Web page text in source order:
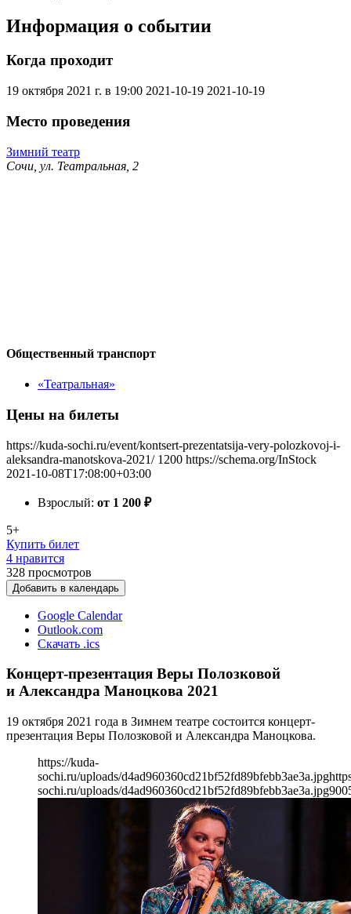
Информация о событии
Когда проходит
19 октября 2021 г. в 19:00 2021-10-19 2021-10-19
Место проведения
Зимний театр
Сочи, ул. Театральная, 2
Общественный транспорт
«Театральная»
Цены на билеты
https://kuda-sochi.ru/event/kontsert-prezentatsija-very-polozkovoj-i-
aleksandra-manotskova-2021/ 1200 https://schema.org/InStock
2021-10-08T17:08:00+03:00
Взрослый: от 1 200 ₽
5+
Купить билет
4 нравится
328 просмотров
Добавить в календарь
Google Calendar
Outlook.com
Скачать .ics
Концерт-презентация Веры Полозковой
и Александра Маноцкова 2021
19 октября 2021 года в Зимнем театре состоится концерт-
презентация Веры Полозковой и Александра Маноцкова.
https://kuda-
sochi.ru/uploads/d4ad960360cd21bf52fd89bfebb3ae3a.jpg
sochi.ru/uploads/d4ad960360cd21bf52fd89bfebb3ae3a.jpg900